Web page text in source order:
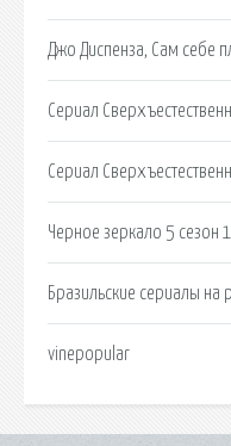
Джо Диспенза, Сам себе
Сериал
Сериал
Черное зеркало 5 сезон
Бразильские сериалы на
vinepopular